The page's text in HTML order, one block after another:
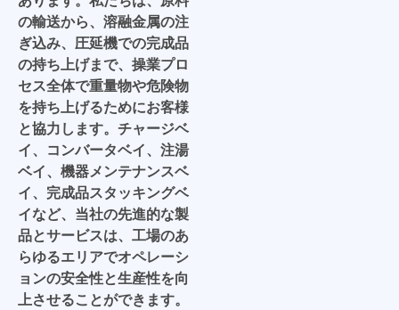
の輸送から、溶融金属の注
ぎ込み、圧延機での完成品
の持ち上げまで、操業プロ
セス全体で重量物や危険物
を持ち上げるためにお客様
と協力します。チャージベ
イ、コンバータベイ、注湯
ベイ、機器メンテナンスベ
イ、完成品スタッキングベ
イなど、当社の先進的な製
品とサービスは、工場のあ
らゆるエリアでオペレーシ
ョンの安全性と生産性を向
上させることができます。